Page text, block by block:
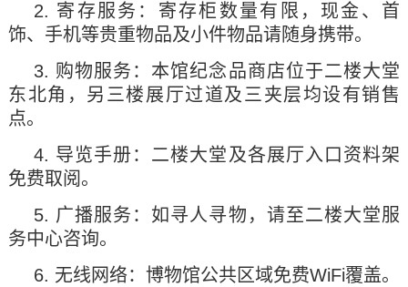
2. 寄存服务： 寄存柜数量有限，现金、首
饰、手机等贵重物品及小件物品请随身携带。
3. 购物服务：本馆纪念品商店位于二楼大堂
东北角，另三楼展厅过道及三夹层均设有销售
点。
4. 导览手册：二楼大堂及各展厅入口资料架
免费取阅。
5. 广播服务：如寻人寻物，请至二楼大堂服
务中心咨询。
6. 无线网络：博物馆公共区域免费WiFi覆盖。